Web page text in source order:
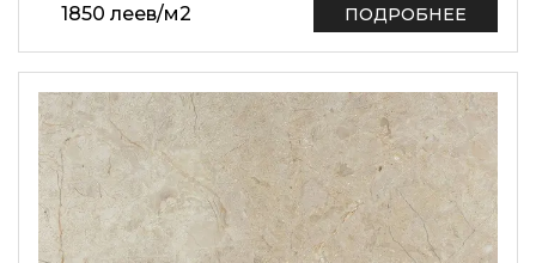
1850 леев/м2 ПОДРОБНЕЕ